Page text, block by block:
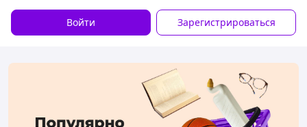
Войти Зарегистрироваться